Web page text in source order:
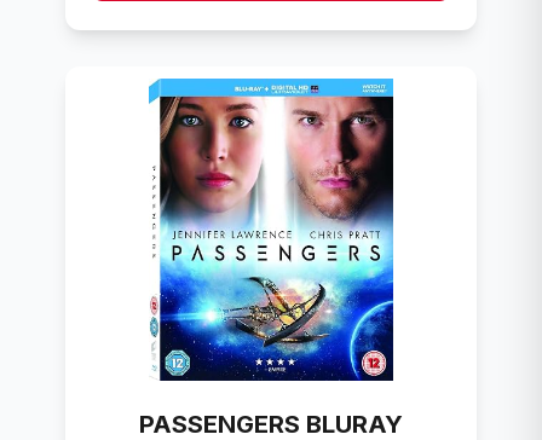
PASSENGERS BLURAY